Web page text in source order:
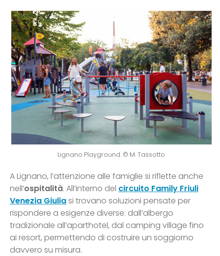
Lignano Playground. © M. Tassotto
A Lignano, l’attenzione alle famiglie si riflette anche
nell’ospitalità. All’interno del circuito Family Friuli
Venezia Giuliasi trovano soluzioni pensate per
rispondere a esigenze diverse: dall’albergo
tradizionale all’aparthotel, dal camping village fino
ai resort, permettendo di costruire un soggiorno
davvero su misura.